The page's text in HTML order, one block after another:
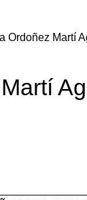
Ordoñez Martí